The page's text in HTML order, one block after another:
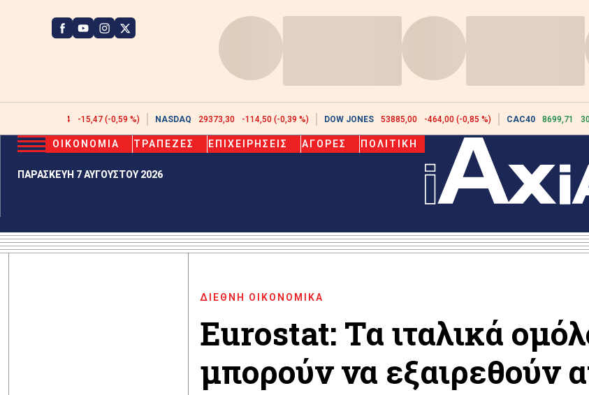
2608,44 -15,47 (-0,59 %) NASDAQ 29373,30 -114,50 (-0,39 %) DOW JONES 53885,00 -464,00 (-0,85 %) CAC40 8699,71
ΠΑΡΑΣΚΕΥΗ 7 ΑΥΓΟΥΣΤΟΥ 2026
ΟΙΚΟΝΟΜΙΑ ΤΡΑΠΕΖΕΣ ΕΠΙΧΕΙΡΗΣΕΙΣ ΑΓΟΡΕΣ ΠΟΛΙΤΙΚΗ
ΔΙΕΘΝΗ ΟΙΚΟΝΟΜΙΚΑ
Eurostat: Τα ιταλικά
μπορούν να εξαιρεθούν